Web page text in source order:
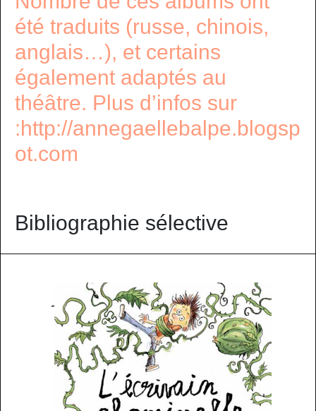
été traduits (russe, chinois,
anglais…), et certains
également adaptés au
théâtre. Plus d’infos sur
:http://annegaellebalpe.blogsp
ot.com
Bibliographie sélective